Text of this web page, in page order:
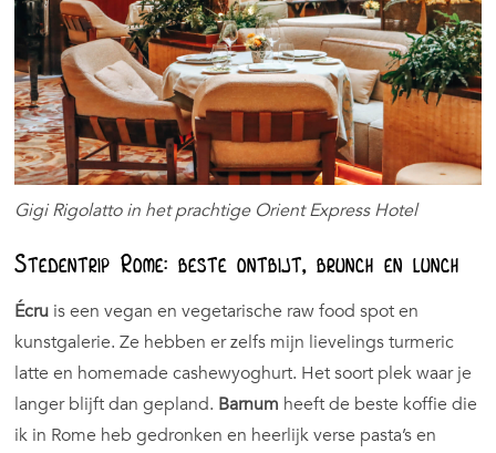
Gigi Rigolatto in het prachtige Orient Express Hotel
Stedentrip Rome: beste ontbijt, brunch en lunch
Écru is een vegan en vegetarische raw food spot en
kunstgalerie. Ze hebben er zelfs mijn lievelings turmeric
latte en homemade cashewyoghurt. Het soort plek waar je
langer blijft dan gepland. Barnum heeft de beste koffie die
ik in Rome heb gedronken en heerlijk verse pasta’s en